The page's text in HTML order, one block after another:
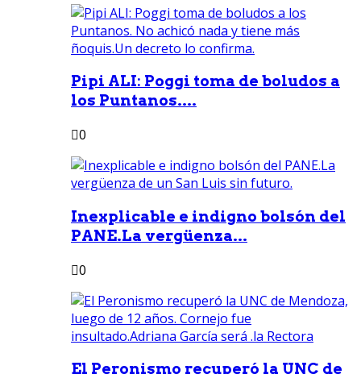
Pipi ALI: Poggi toma de boludos a
los Puntanos....
0
Inexplicable e indigno bolsón del
PANE.La vergüenza...
0
El Peronismo recuperó la UNC de